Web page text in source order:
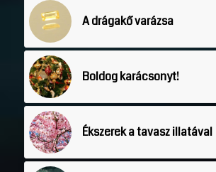
A drágakő varázsa
Boldog karácsonyt!
Ékszerek a tavasz illatával